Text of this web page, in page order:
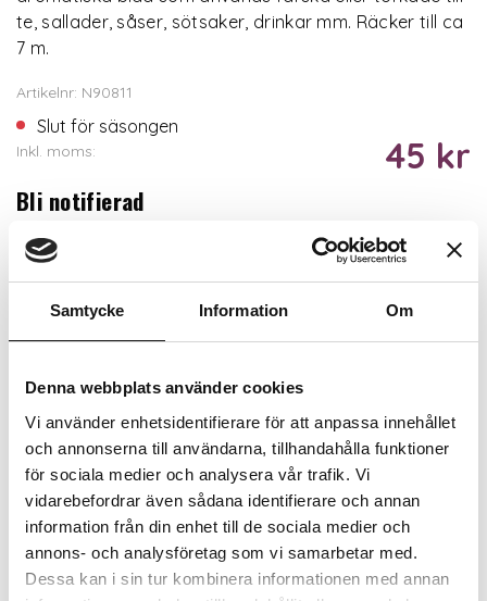
Samtycke Information Om
Denna webbplats använder cookies
Vi använder enhetsidentifierare för att anpassa innehållet
och annonserna till användarna, tillhandahålla funktioner
för sociala medier och analysera vår trafik. Vi
vidarebefordrar även sådana identifierare och annan
information från din enhet till de sociala medier och
annons- och analysföretag som vi samarbetar med.
Dessa kan i sin tur kombinera informationen med annan
te, sallader, såser, sötsaker, drinkar mm. Räcker till ca
7 m.
Artikelnr: N90811
Slut för säsongen
Inkl. moms: 45 kr
Bli notifierad
Bevaka
Ekologiskt utbud
Valbara fraktmetoder
Beskrivning
Recensioner